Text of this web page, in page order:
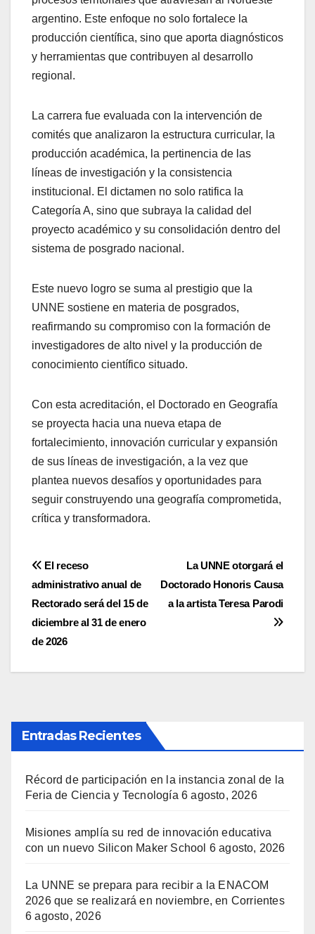
argentino. Este enfoque no solo fortalece la
producción científica, sino que aporta diagnósticos
y herramientas que contribuyen al desarrollo
regional.
La carrera fue evaluada con la intervención de
comités que analizaron la estructura curricular, la
producción académica, la pertinencia de las
líneas de investigación y la consistencia
institucional. El dictamen no solo ratifica la
Categoría A, sino que subraya la calidad del
proyecto académico y su consolidación dentro del
sistema de posgrado nacional.
Este nuevo logro se suma al prestigio que la
UNNE sostiene en materia de posgrados,
reafirmando su compromiso con la formación de
investigadores de alto nivel y la producción de
conocimiento científico situado.
Con esta acreditación, el Doctorado en Geografía
se proyecta hacia una nueva etapa de
fortalecimiento, innovación curricular y expansión
de sus líneas de investigación, a la vez que
plantea nuevos desafíos y oportunidades para
seguir construyendo una geografía comprometida,
crítica y transformadora.
Navegación
de
entradas
La UNNE otorgará el
Doctorado Honoris Causa
a la artista Teresa Parodi
El receso
administrativo anual de
Rectorado será del 15 de
diciembre al 31 de enero
de 2026
Entradas Recientes
Récord de participación en la instancia zonal de la
Feria de Ciencia y Tecnología 6 agosto, 2026
Misiones amplía su red de innovación educativa
con un nuevo Silicon Maker School 6 agosto, 2026
La UNNE se prepara para recibir a la ENACOM
2026 que se realizará en noviembre, en Corrientes
6 agosto, 2026